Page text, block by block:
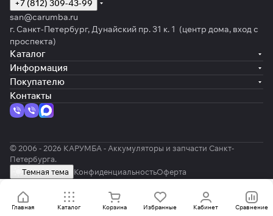
Главная Каталог Корзина Избранные Кабинет Сравнение
+7 (812) 309-43-99
san@carumba.ru
г. Санкт-Петербург, Дунайский пр. 31 к. 1 (центр дома, вход с
проспекта)
Каталог
Информация
Покупателю
Контакты
© 2006 - 2026 КАРУМБА - Аккумуляторы и запчасти Санкт-
Петербурга.
Темная тема
КонфиденциальностьОферта